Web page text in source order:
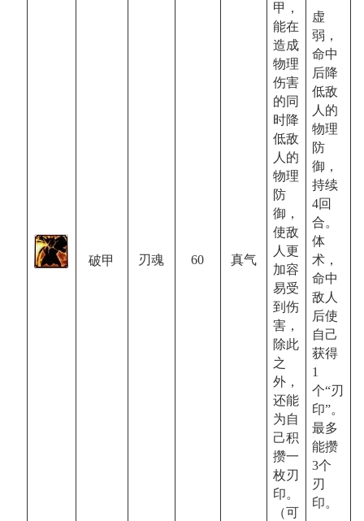
破甲 刃魂 60 真气
甲，
能在
造成
物理
伤害
的同
时降
低敌
人的
物理
防
御，
使敌
人更
加容
易受
到伤
害，
除此
之
外，
还能
为自
己积
攒一
枚刃
印。
（可
虚
弱，
命中
后降
低敌
人的
物理
防
御，
持续
4回
合。
体
术，
命中
敌人
后使
自己
获得
1
个“刃
印”。
最多
能攒
3个
刃
印。